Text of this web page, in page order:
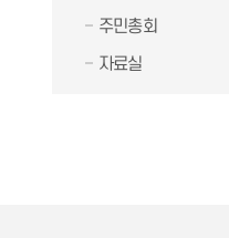
주민총회
자료실